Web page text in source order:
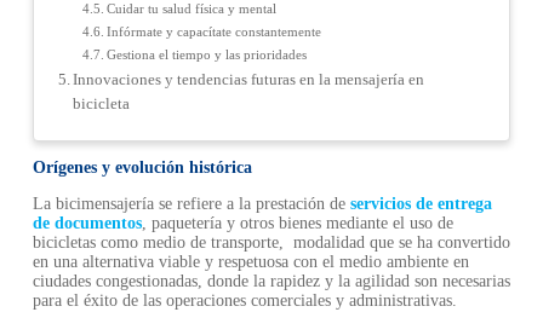
Cuidar tu salud física y mental
Infórmate y capacítate constantemente
Gestiona el tiempo y las prioridades
Innovaciones y tendencias futuras en la mensajería en
bicicleta
Orígenes y evolución histórica
La bicimensajería se refiere a la prestación de servicios de entrega
de documentos, paquetería y otros bienes mediante el uso de
bicicletas como medio de transporte, modalidad que se ha convertido
en una alternativa viable y respetuosa con el medio ambiente en
ciudades congestionadas, donde la rapidez y la agilidad son necesarias
para el éxito de las operaciones comerciales y administrativas.